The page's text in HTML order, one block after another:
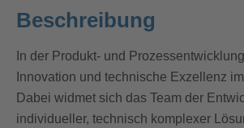
Beschreibung
In der Produkt- und
Innovation und technische Exzellenz
Dabei widmet sich das Team der
individueller, technisch komplexer